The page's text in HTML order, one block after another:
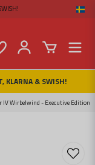
KLARNA & SWISH!
IV Wirbelwind - Executive Edition